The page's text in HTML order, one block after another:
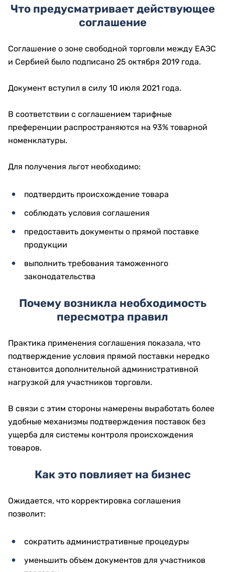
Что предусматривает действующее
соглашение
Соглашение о зоне свободной торговли между ЕАЭС
и Сербией было подписано 25 октября 2019 года.
Документ вступил в силу 10 июля 2021 года.
В соответствии с соглашением тарифные
преференции распространяются на 93% товарной
номенклатуры.
Для получения льгот необходимо:
подтвердить происхождение товара
соблюдать условия соглашения
предоставить документы о прямой поставке
продукции
выполнить требования таможенного
законодательства
Почему возникла необходимость
пересмотра правил
Практика применения соглашения показала, что
подтверждение условия прямой поставки нередко
становится дополнительной административной
нагрузкой для участников торговли.
В связи с этим стороны намерены выработать более
удобные механизмы подтверждения поставок без
ущерба для системы контроля происхождения
товаров.
Как это повлияет на бизнес
Ожидается, что корректировка соглашения
позволит:
сократить административные процедуры
уменьшить объем документов для участников